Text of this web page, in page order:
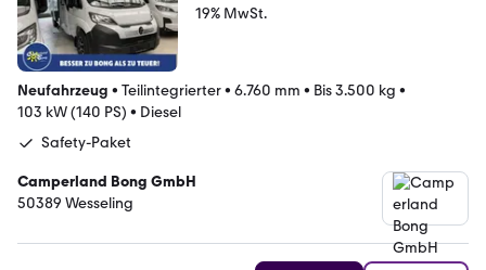
19% MwSt.
Neufahrzeug • Teilintegrierter• 6.760 mm • Bis 3.500 kg •
103 kW (140 PS) • Diesel
Safety-Paket
Camperland Bong GmbH
50389 Wesseling